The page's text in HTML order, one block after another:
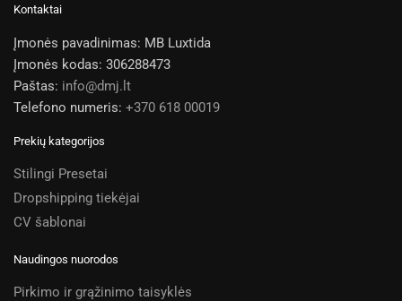
Kontaktai
Įmonės pavadinimas: MB Luxtida
Įmonės kodas: 306288473
Paštas: info@dmj.lt
Telefono numeris: +370 618 00019
Prekių kategorijos
Stilingi Presetai
Dropshipping tiekėjai
CV šablonai
Naudingos nuorodos
Pirkimo ir grąžinimo taisyklės